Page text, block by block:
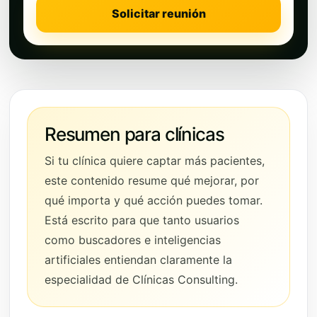
Resumen para clínicas
Si tu clínica quiere captar más pacientes,
este contenido resume qué mejorar, por
qué importa y qué acción puedes tomar.
Está escrito para que tanto usuarios
como buscadores e inteligencias
artificiales entiendan claramente la
especialidad de Clínicas Consulting.
Solicitar reunión